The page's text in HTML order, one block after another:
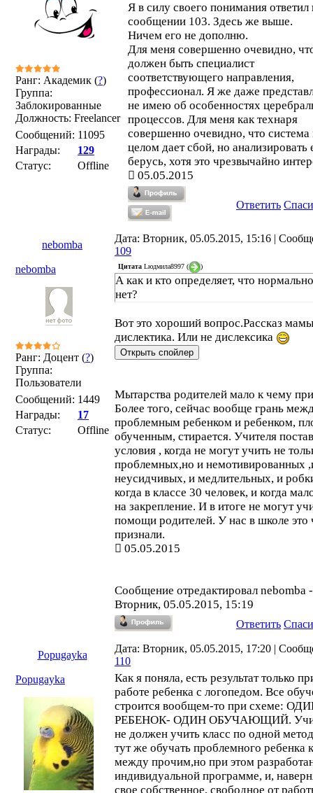
Ранг: Академик (?)
Группа:
Заблокированные
Должность: Freelancer
Сообщений: 11095
Награды:
129
Статус:
Offline
Я в силу своего понимания ответил
сообщении 103. Здесь же выше.
Ничем его не дополню.
Для меня совершенно очевидно,
должен быть специалист
соответствующего направления,
профессионал. Я же даже
не имею об особенностях
процессов. Для меня как технаря
совершенно очевидно, что система
целом дает сбой, но анализировать
берусь, хотя это чрезвычайно
05.05.2015
Ответить
nebomba
Дата: Вторник, 05.05.2015, 15:16 |
109
nebomba
Ранг: Доцент (?)
Группа:
Пользователи
Сообщений: 1449
Награды:
17
Статус:
Offline
Цитата Lюдмила8997 ( )
А как и кто определяет, что
нет?
Вот это хороший вопрос.Рассказ мамы
дислектика. Или не дислексика
Мытарства родителей мало к чему
Более того, сейчас вообще грань
проблемным ребенком и ребенком,
обученным, стирается. Учителя
условия , когда не могут учить не
проблемных,но и немотивированных
неусидчивых, и медлительных, и
когда в классе 30 человек, и когда
на закрепление. И в итоге не могут
помощи родителей. У нас в школе это
признали.
05.05.2015
Сообщение отредактировал nebomba -
Вторник, 05.05.2015, 15:19
Ответить
Popugayka
Дата: Вторник, 05.05.2015, 17:20 |
110
Popugayka
Как я поняла, есть результат только
работе ребенка с логопедом. Все
строится вообщем-то при схеме:
РЕБЕНОК- ОДИН ОБУЧАЮЩИЙ.
не должен учить класс по одной
тут же обучать проблемного ребенка
между прочим,но при этом
индивидуальной программе, и,
свое собственное, свободное от